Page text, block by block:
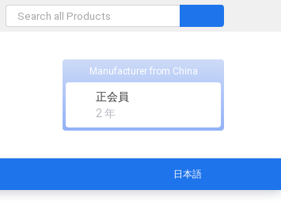
Manufacturer from China
正会員
2 年
日本語